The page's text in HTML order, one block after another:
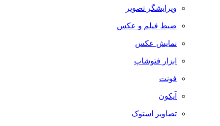
ویرایشگر تصویر
ضبط فيلم و عكس
نمایش عکس
ابزار فتوشاپ
فونت
آیکون
تصاویر استوک